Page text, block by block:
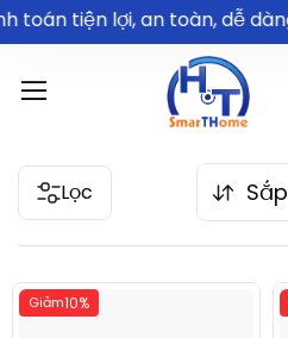
tiện lợi, an toàn, dễ dàng
Lọc
Giảm10%